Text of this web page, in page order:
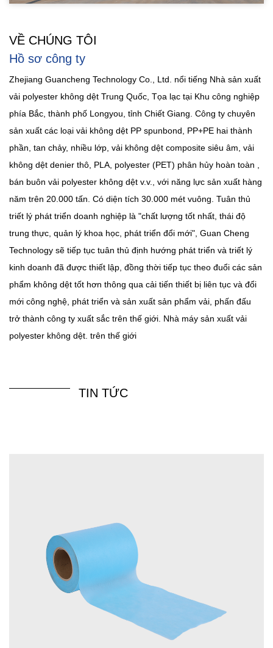
VỀ CHÚNG TÔI
Hồ sơ công ty
Zhejiang Guancheng Technology Co., Ltd. nổi tiếng Nhà sản xuất
vải polyester không dệt Trung Quốc , Tọa lạc tại Khu công nghiệp
phía Bắc, thành phố Longyou, tỉnh Chiết Giang. Công ty chuyên
sản xuất các loại vải không dệt PP spunbond, PP+PE hai thành
phần, tan chảy, nhiều lớp, vải không dệt composite siêu âm, vải
không dệt denier thô, PLA, polyester (PET) phân hủy hoàn toàn ,
bán buôn vải polyester không dệt v.v., với năng lực sản xuất hàng
năm trên 20.000 tấn. Có diện tích 30.000 mét vuông. Tuân thủ
triết lý phát triển doanh nghiệp là "chất lượng tốt nhất, thái độ
trung thực, quản lý khoa học, phát triển đổi mới", Guan Cheng
Technology sẽ tiếp tục tuân thủ định hướng phát triển và triết lý
kinh doanh đã được thiết lập, đồng thời tiếp tục theo đuổi các sản
phẩm không dệt tốt hơn thông qua cải tiến thiết bị liên tục và đổi
mới công nghệ, phát triển và sản xuất sản phẩm vải, phấn đấu
trở thành công ty xuất sắc trên thế giới. Nhà máy sản xuất vải
polyester không dệt. trên thế giới
TIN TỨC